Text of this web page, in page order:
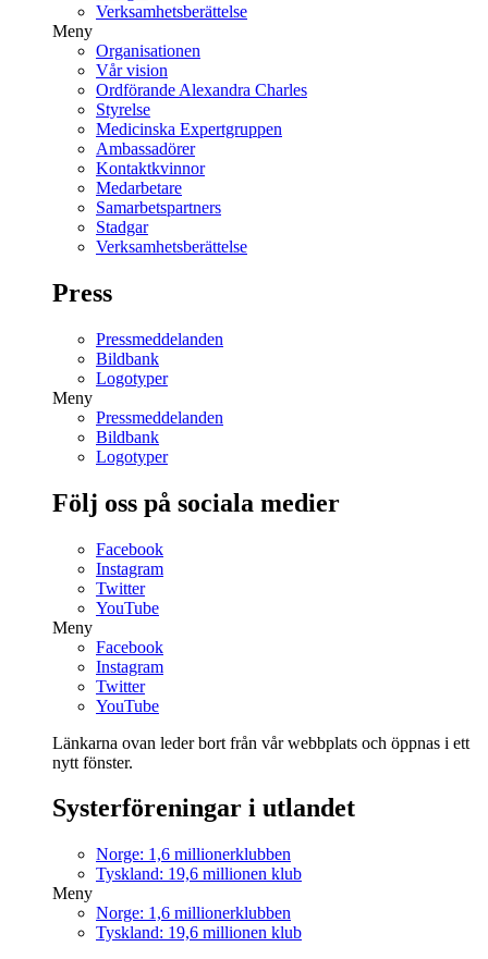
Verksamhetsberättelse
Meny
Organisationen
Vår vision
Ordförande Alexandra Charles
Styrelse
Medicinska Expertgruppen
Ambassadörer
Kontaktkvinnor
Medarbetare
Samarbetspartners
Stadgar
Verksamhetsberättelse
Press
Pressmeddelanden
Bildbank
Logotyper
Meny
Pressmeddelanden
Bildbank
Logotyper
Följ oss på sociala medier
Facebook
Instagram
Twitter
YouTube
Meny
Facebook
Instagram
Twitter
YouTube
Länkarna ovan leder bort från vår webbplats och öppnas i ett
nytt fönster.
Systerföreningar i utlandet
Norge: 1,6 millionerklubben
Tyskland: 19,6 millionen klub
Meny
Norge: 1,6 millionerklubben
Tyskland: 19,6 millionen klub